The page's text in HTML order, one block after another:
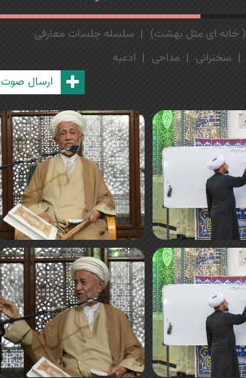
( خانه ای مثل بهشت)
سلسله جلسات معارفی
سخنرانی مداحی
ادعیه
ارسال صوت